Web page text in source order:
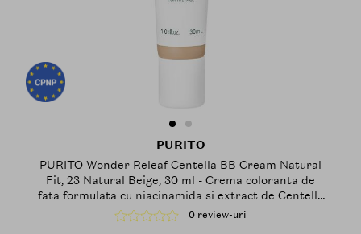
PURITO
PURITO Wonder Releaf Centella BB Cream Natural
Fit, 23 Natural Beige, 30 ml - Crema coloranta de
fata formulata cu niacinamida si extract de Centella
Asiatica, care contribuie la uniformizarea aspectului
tenului si la mentinerea confortului pielii
0 review-uri